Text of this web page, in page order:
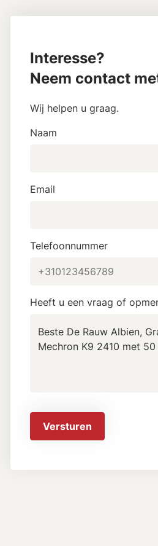
Interesse?
Neem contact
Wij helpen u graag.
Naam
Email
Telefoonnummer
Heeft u een vraag of
Versturen